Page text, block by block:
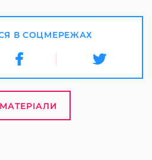
В СОЦМЕРЕЖАХ
МАТЕРІАЛИ